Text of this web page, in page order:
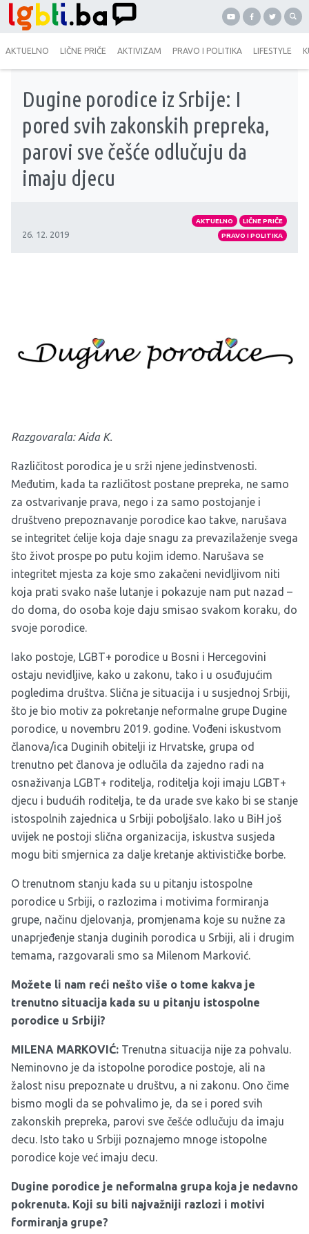
AKTUELNO LIČNE PRIČE AKTIVIZAM PRAVO I POLITIKA LIFESTYLE
Dugine porodice iz Srbije: I
pored svih zakonskih prepreka,
parovi sve češće odlučuju da
imaju djecu
26. 12. 2019
AKTUELNO
LIČNE PRIČE
PRAVO I POLITIKA
Razgovarala: Aida K.
Različitost porodica je u srži njene jedinstvenosti.
Međutim, kada ta različitost postane prepreka, ne samo
za ostvarivanje prava, nego i za samo postojanje i
društveno prepoznavanje porodice kao takve, narušava
se integritet ćelije koja daje snagu za prevazilaženje svega
što život prospe po putu kojim idemo. Narušava se
integritet mjesta za koje smo zakačeni nevidljivom niti
koja prati svako naše lutanje i pokazuje nam put nazad –
do doma, do osoba koje daju smisao svakom koraku, do
svoje porodice.
Iako postoje, LGBT+ porodice u Bosni i Hercegovini
ostaju nevidljive, kako u zakonu, tako i u osuđujućim
pogledima društva. Slična je situacija i u susjednoj Srbiji,
što je bio motiv za pokretanje neformalne grupe Dugine
porodice , u novembru 2019. godine. Vođeni iskustvom
članova/ica Duginih obitelji iz Hrvatske, grupa od
trenutno pet članova je odlučila da zajedno radi na
osnaživanja LGBT+ roditelja, roditelja koji imaju LGBT+
djecu i budućih roditelja, te da urade sve kako bi se stanje
istospolnih zajednica u Srbiji poboljšalo. Iako u BiH još
uvijek ne postoji slična organizacija, iskustva susjeda
mogu biti smjernica za dalje kretanje aktivističke borbe.
O trenutnom stanju kada su u pitanju istospolne
porodice u Srbiji, o razlozima i motivima formiranja
grupe, načinu djelovanja, promjenama koje su nužne za
unaprjeđenje stanja duginih porodica u Srbiji, ali i drugim
temama, razgovarali smo sa Milenom Marković.
Možete li nam reći nešto više o tome kakva je
trenutno situacija kada su u pitanju istospolne
porodice u Srbiji?
MILENA MARKOVIĆ: Trenutna situacija nije za pohvalu.
Neminovno je da istopolne porodice postoje, ali na
žalost nisu prepoznate u društvu, a ni zakonu. Ono čime
bismo mogli da se pohvalimo je, da se i pored svih
zakonskih prepreka, parovi sve češće odlučuju da imaju
decu. Isto tako u Srbiji poznajemo mnoge istopolne
porodice koje već imaju decu.
Dugine porodice je neformalna grupa koja je nedavno
pokrenuta. Koji su bili najvažniji razlozi i motivi
formiranja grupe?